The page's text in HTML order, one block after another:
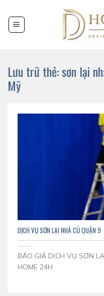
đến
nội
Lưu trữ thẻ:sơn lại
Mỹ
DỊCH VỤ SƠN LẠI NHÀ CŨ QUẬN 9
BÁO GIÁ DỊCH VỤ SƠN
HOME 24H